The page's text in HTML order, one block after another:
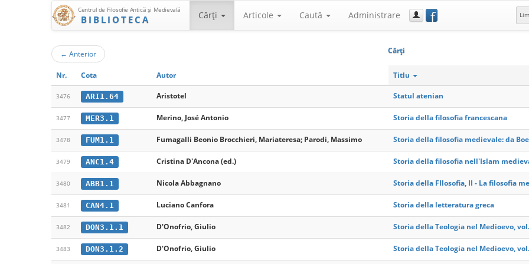
Centrul de Filosofie Antică şi Medievală
BIBLIOTECA Cărţi Articole Caută Administrare f
← Anterior Cărţi
Nr. Cota Autor Titlu
3476 ARI1.64 Aristotel Statul atenian
3477 MER3.1 Merino, José Antonio Storia della filosofia francescana
3478 FUM1.1 Fumagalli Beonio Brocchieri, Mariateresa; Parodi, Massimo Storia della filosofia medievale: da
3479 ANC1.4 Cristina D'Ancona (ed.) Storia della filosofia nell'Islam
3480 ABB1.1 Nicola Abbagnano Storia della FIlosofia, II - La filosofia
3481 CAN4.1 Luciano Canfora Storia della letteratura greca
3482 DON3.1.1 D'Onofrio, Giulio Storia della Teologia nel Medioevo,
3483 DON3.1.2 D'Onofrio, Giulio Storia della Teologia nel Medioevo,